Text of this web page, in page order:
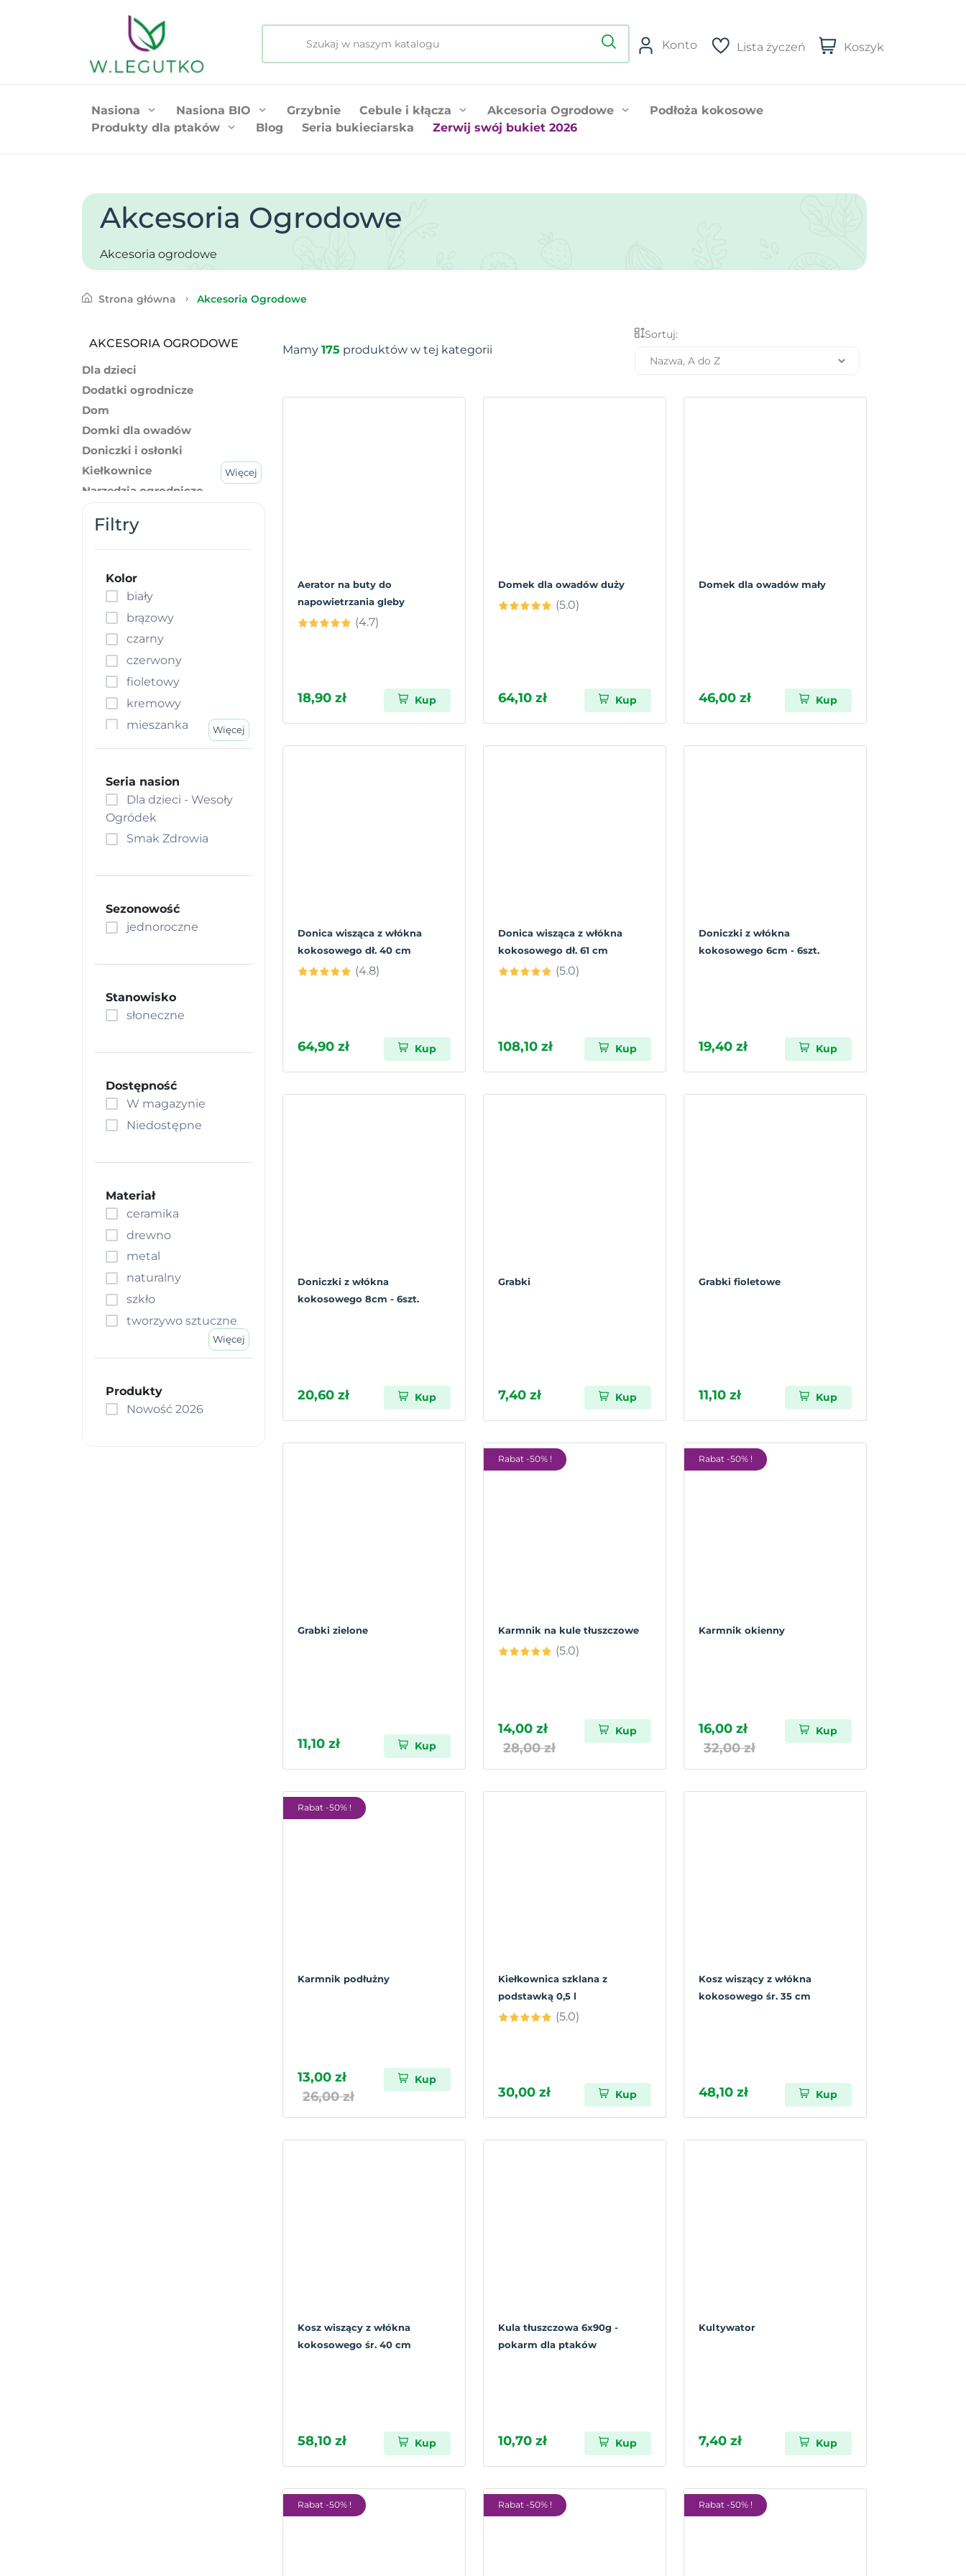
Konto Lista życzeń Koszyk
Nasiona Nasiona BIO Grzybnie Cebule i kłącza Akcesoria Ogrodowe
Podłoża kokosowe
Produkty dla ptaków
Blog Seria bukieciarska Zerwij swój bukiet 2026
Akcesoria Ogrodowe
Akcesoria ogrodowe
Strona główna Akcesoria Ogrodowe
AKCESORIA OGRODOWE
Dla dzieci
Dodatki ogrodnicze
Dom
Domki dla owadów
Doniczki i osłonki
Kiełkownice
Narzędzia ogrodnicze
Odzież ogrodnicza
Torby do sadzenia
Więcej
Filtry
Kolor
biały
brązowy
czarny
czerwony
fioletowy
kremowy
mieszanka
naturalny
pomarańczowy
różowy
srebrny
wielobarwne
Więcej
Seria nasion
Dla dzieci - Wesoły
Ogródek
Smak Zdrowia
Sezonowość
jednoroczne
Stanowisko
słoneczne
Dostępność
W magazynie
Niedostępne
Materiał
ceramika
drewno
metal
naturalny
szkło
tworzywo sztuczne
Więcej
Produkty
Nowość 2026
Mamy 175 produktów w tej kategorii
Sortuj:
Aerator na buty do
napowietrzania gleby
(4.7)
18,90 zł Kup
Domek dla owadów duży
(5.0)
64,10 zł Kup
Domek dla owadów mały
46,00 zł Kup
Donica wisząca z włókna
kokosowego dł. 40 cm
(4.8)
64,90 zł Kup
Donica wisząca z włókna
kokosowego dł. 61 cm
(5.0)
108,10 zł Kup
Doniczki z włókna
kokosowego 6cm - 6szt.
19,40 zł Kup
Doniczki z włókna
kokosowego 8cm - 6szt.
20,60 zł Kup
Grabki
7,40 zł Kup
Grabki fioletowe
11,10 zł Kup
Grabki zielone
11,10 zł Kup
Rabat -50% !
Karmnik na kule tłuszczowe
(5.0)
14,00 zł
28,00 zł
Kup
Rabat -50% !
Karmnik okienny
16,00 zł
32,00 zł
Kup
Rabat -50% !
Karmnik podłużny
13,00 zł
26,00 zł
Kup
Kiełkownica szklana z
podstawką 0,5 l
(5.0)
30,00 zł Kup
Kosz wiszący z włókna
kokosowego śr. 35 cm
48,10 zł Kup
Kosz wiszący z włókna
kokosowego śr. 40 cm
58,10 zł Kup
Kula tłuszczowa 6x90g -
pokarm dla ptaków
10,70 zł Kup
Kultywator
7,40 zł Kup
Rabat -50% ! Rabat -50% ! Rabat -50% !